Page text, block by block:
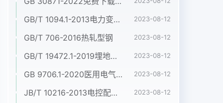
GB/T 1094.1-2013电力变压器 第1部分:总则 2023-08-12
GB/T 706-2016热轧型钢 2023-08-12
GB/T 19472.1-2019埋地用聚乙烯(PE)结构壁管道系统 第1部分:聚乙烯双壁波纹管材 2023-08-12
GB 9706.1-2020医用电气设备 第1部分:基本安全和基本性能的通用要求 2023-08-12
JB/T 10216-2013电控配电用电缆桥架 2023-08-12